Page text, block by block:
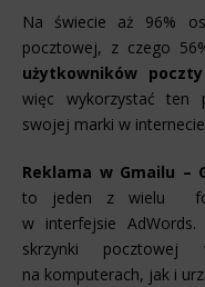
Na świecie aż 96%
pocztowej, z czego
użytkowników
więc wykorzystać ten
swojej marki w
Reklama w Gmailu –
to jeden z wielu
w interfejsie
skrzynki pocztowej
na komputerach, jak i